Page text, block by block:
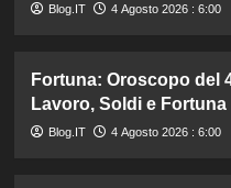
Blog.IT 4 Agosto 2026 : 6:00
Fortuna: Oroscopo del
Lavoro, Soldi e
Blog.IT 4 Agosto 2026 : 6:00